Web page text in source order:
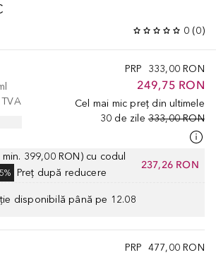
0 (0)
PRP 333,00 RON
249,75 RON
Cel mai mic preț din ultimele
30 de zile 333,00 RON
399,00 RON) cu codul
Preț după reducere
237,26 RON
disponibilă până pe 12.08
PRP 477,00 RON